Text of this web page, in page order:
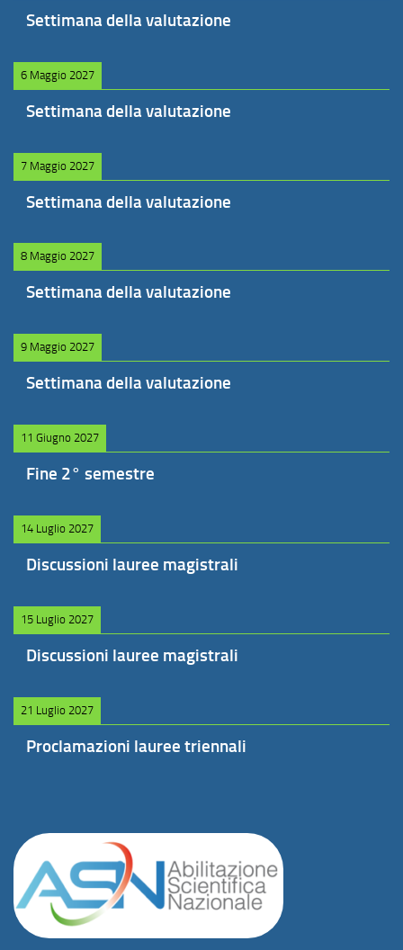
Settimana della valutazione
6 Maggio 2027
Settimana della valutazione
7 Maggio 2027
Settimana della valutazione
8 Maggio 2027
Settimana della valutazione
9 Maggio 2027
Settimana della valutazione
11 Giugno 2027
Fine 2° semestre
14 Luglio 2027
Discussioni lauree magistrali
15 Luglio 2027
Discussioni lauree magistrali
21 Luglio 2027
Proclamazioni lauree triennali